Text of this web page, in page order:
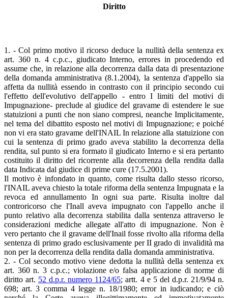
Diritto
1. - Col primo motivo il ricorso deduce la nullità della sentenza ex
art. 360 n. 4 c.p.c., giudicato Interno, errores in procedendo ed
assume che, in relazione alla decorrenza dalla data di presentazione
della domanda amministrativa (8.1.2004), la sentenza d'appello sia
affetta da nullità essendo in contrasto con il principio secondo cui
l'effetto dell'evolutivo dell'appello - entro I limiti del motivi di
Impugnazione- preclude al giudice del gravame di estendere le sue
statuizioni a punti che non siano compresi, neanche Implicitamente,
nel tema del dibattito esposto nel motivi di Impugnazione; e poiché
non vi era stato gravame dell'INAIL In relazione alla statuizione con
cui la sentenza di primo grado aveva stabilito la decorrenza della
rendita, sul punto si era formato il giudicato Interno e si era pertanto
costituito il diritto del ricorrente alla decorrenza della rendita dalla
data Indicata dal giudice di prime cure (17.5.2001).
Il motivo è infondato in quanto, come risulta dallo stesso ricorso,
l'INAIL aveva chiesto la totale riforma della sentenza Impugnata e la
revoca ed annullamento In ogni sua parte. Risulta inoltre dal
controricorso che l'Inall aveva impugnato con l'appello anche il
punto relativo alla decorrenza stabilita dalla sentenza attraverso le
considerazioni mediche allegate all'atto di impugnazione. Non è
vero pertanto che il gravame dell'Inail fosse rivolto alla riforma della
sentenza di primo grado esclusivamente per II grado di invalidità ma
non per la decorrenza della rendita dalla domanda amministrativa.
2. - Col secondo motivo viene dedotta la nullità della sentenza ex
art. 360 n. 3 c.p.c.; violazione e/o falsa applicazione di norme di
diritto art. 52 d.p.r. numero 1124/65; artt. 4 e 5 del d.p.r. 21/9/94 n.
698; art. 3 comma 4 legge n. 18/1980; error in iudicando; e ciò